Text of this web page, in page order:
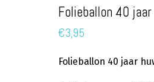
Folieballon 40
€3,95
Folieballon 40 jaar